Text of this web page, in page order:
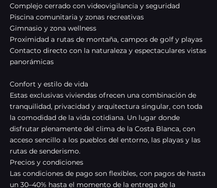
Complejo cerrado con videovigilancia y seguridad
Piscina comunitaria y zonas recreativas
Gimnasio y zona wellness
Proximidad a rutas de montaña, campos de golf y playas
Contacto directo con la naturaleza y espectaculares vistas
panorámicas
Confort y estilo de vida
Estas exclusivas viviendas ofrecen una combinación de
tranquilidad, privacidad y arquitectura singular, con toda
la comodidad de la vida cotidiana. Un lugar donde
disfrutar plenamente del clima de la Costa Blanca, con
acceso sencillo a los pueblos del entorno, las playas y las
rutas de senderismo.
Precios y condiciones
Las condiciones de pago son flexibles, con pagos de hasta
un 30–40% hasta el momento de la entrega de la